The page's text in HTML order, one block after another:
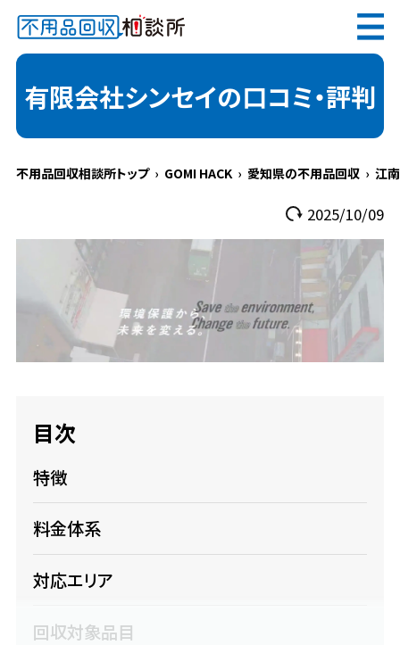
電話で無料お見積り（受付 8:30-17:30）
不用品回収相談所TOP
料金
対応エリア
有限会社シンセイの口コミ・評判
不用品回収相談所トップ GOMI HACK 愛知県の不用品回収 江
2025/10/09
目次
特徴
料金体系
対応エリア
回収対象品目